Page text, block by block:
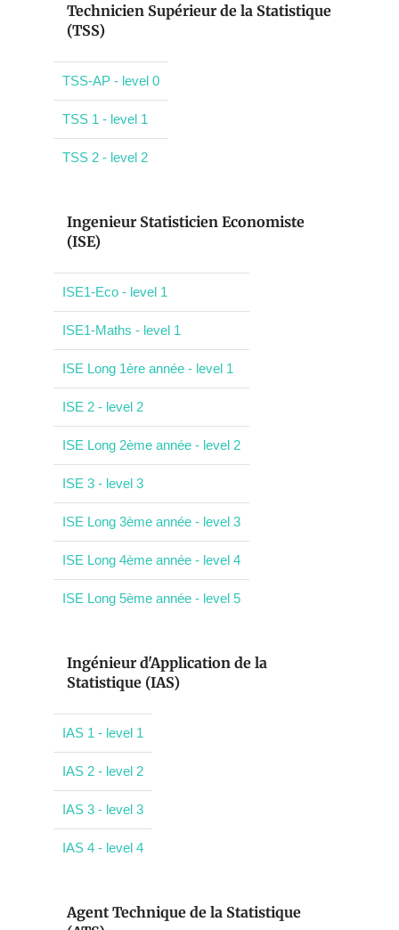
Technicien Supérieur de la Statistique
(TSS)
TSS-AP - level 0
TSS 1 - level 1
TSS 2 - level 2
Ingenieur Statisticien Economiste
(ISE)
ISE1-Eco - level 1
ISE1-Maths - level 1
ISE Long 1ère année - level 1
ISE 2 - level 2
ISE Long 2ème année - level 2
ISE 3 - level 3
ISE Long 3ème année - level 3
ISE Long 4ème année - level 4
ISE Long 5ème année - level 5
Ingénieur d'Application de la
Statistique (IAS)
IAS 1 - level 1
IAS 2 - level 2
IAS 3 - level 3
IAS 4 - level 4
Agent Technique de la Statistique